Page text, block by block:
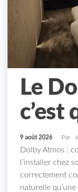
Le
c’est
9 août 2026 Par
Dolby Atmos :
l’installer chez
correctement
naturelle